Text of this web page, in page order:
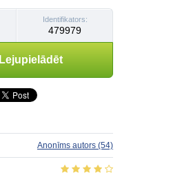
Identifikators:
479979
Lejupielādēt
Anonīms autors (54)